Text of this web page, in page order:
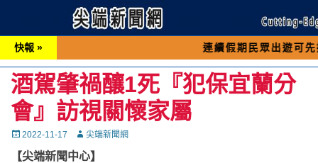
快報 » 連續假期民眾出遊可先撥打交通
酒駕肇禍釀1死『犯保宜蘭分
會』訪視關懷家屬
Posted
2022-11-17 Autor尖端新聞網
【尖端新聞中心】